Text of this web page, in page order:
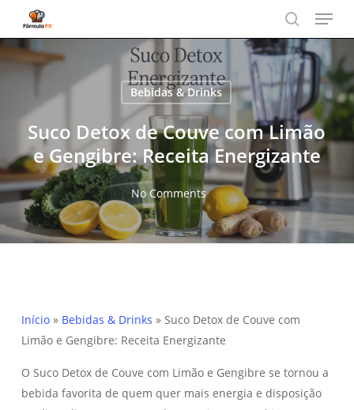
main
content
search
Menu
Bebidas & Drinks
Suco Detox de Couve com Limão
e Gengibre: Receita Energizante
No Comments
Início» Bebidas & Drinks » Suco Detox de Couve com
Limão e Gengibre: Receita Energizante
O Suco Detox de Couve com Limão e Gengibre se tornou a
bebida favorita de quem quer mais energia e disposição